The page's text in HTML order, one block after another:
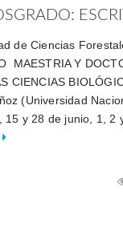
de Ciencias
Y
CIENCIAS
(Universidad
15 y 28 de junio, 1, 2